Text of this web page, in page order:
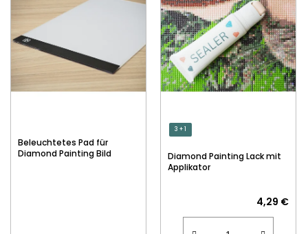
Beleuchtetes Pad für
Diamond Painting Bild
3 + 1
Diamond Painting Lack mit
Applikator
4,29 €